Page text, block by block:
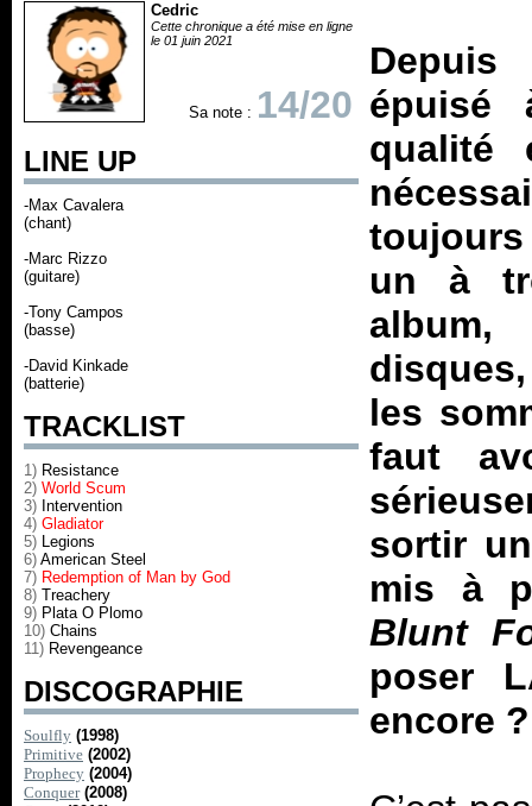
Cedric
Cette chronique a été mise en ligne
le 01 juin 2021
Sa note : 14/20
LINE UP
-Max Cavalera
(chant)
-Marc Rizzo
(guitare)
-Tony Campos
(basse)
-David Kinkade
(batterie)
TRACKLIST
1) Resistance
2) World Scum
3) Intervention
4) Gladiator
5) Legions
6) American Steel
7) Redemption of Man by God
8) Treachery
9) Plata O Plomo
10) Chains
11) Revengeance
DISCOGRAPHIE
Soulfly (1998)
Primitive (2002)
Prophecy (2004)
Conquer (2008)
Depuis
épuisé
qualité
un à
les
faut
sortir
mis à
Blunt
poser
encore ?